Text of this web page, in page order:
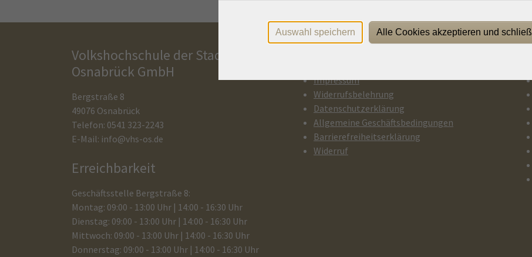
Volkshochschule der Stadt
Osnabrück GmbH
Bergstraße 8
49076 Osnabrück
Telefon: 0541 323-2243
E-Mail: info@vhs-os.de
Erreichbarkeit
Geschäftsstelle Bergstraße 8:
Montag: 09:00 - 13:00 Uhr | 14:00 - 16:30 Uhr
Dienstag: 09:00 - 13:00 Uhr | 14:00 - 16:30 Uhr
Mittwoch: 09:00 - 13:00 Uhr | 14:00 - 16:30 Uhr
Donnerstag: 09:00 - 13:00 Uhr | 14:00 - 16:30 Uhr
Impressum
Widerrufsbelehrung
Datenschutzerklärung
Allgemeine Geschäftsbedingungen
Barrierefreiheitserklärung
Widerruf
Auswahl speichern Alle Cookies akzeptieren und